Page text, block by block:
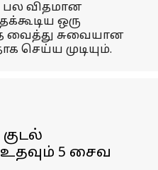
விதமான
ஒரு
வைத்து சுவையான
செய்ய முடியும்.
5 சைவ